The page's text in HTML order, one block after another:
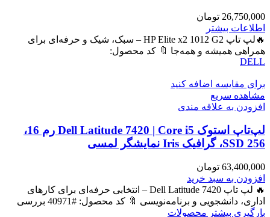
26,750,000 تومان
اطلاعات بیشتر
🔥لپ تاپ HP Elite x2 1012 G2 – سبک، شیک و حرفه‌ای برای
همراهی همیشه و همه‌جا 🔖 کد محصول:
DELL
برای مقایسه اضافه کنید
مشاهده سریع
افزودن به علاقه مندی
لپ‌تاپ استوک Dell Latitude 7420 | Core i5 رم 16،
SSD 256، گرافیک Iris نمایشگر لمسی
63,400,000 تومان
افزودن به سبد خرید
🔥 لپ تاپ Dell Latitude 7420 – انتخابی حرفه‌ای برای کارهای
اداری، دانشجویی و برنامه‌نویسی 🔖 کد محصول: #40971 بررسی
بارگیری بیشتر محصولات